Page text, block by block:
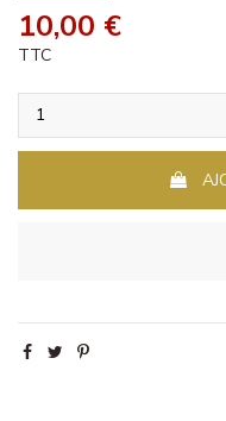
10,00 €
TTC